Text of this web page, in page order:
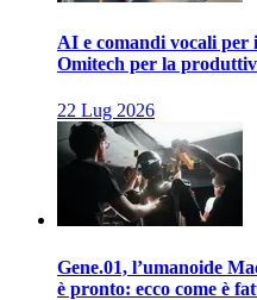
AI e comandi vocali per
Omitech per la
22 Lug 2026
Gene.01, l’umanoide
è pronto: ecco come è